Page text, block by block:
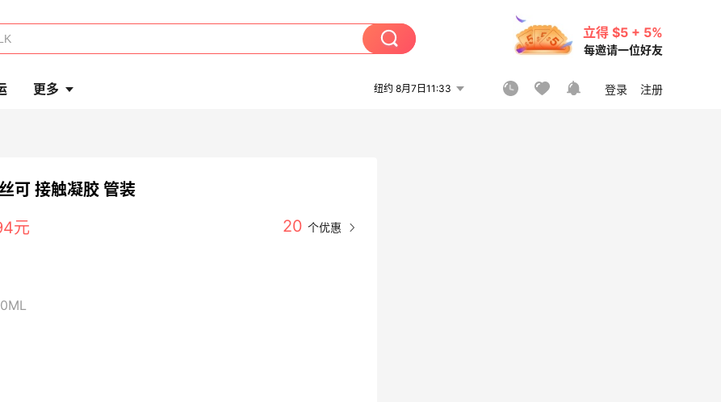
立得 $5 + 5%
每邀请一位好友
更多 纽约 8月7日11:33 登录 注册
可 接触凝胶 管装
元
20